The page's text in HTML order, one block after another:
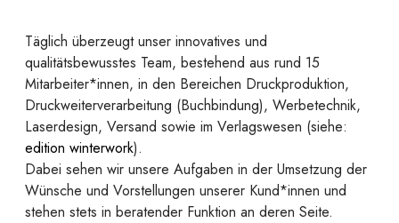
Täglich überzeugt unser innovatives und
qualitätsbewusstes Team, bestehend aus rund 15
Mitarbeiter*innen, in den Bereichen Druckproduktion,
Druckweiterverarbeitung (Buchbindung), Werbetechnik,
Laserdesign, Versand sowie im Verlagswesen (siehe:
edition winterwork).
Dabei sehen wir unsere Aufgaben in der Umsetzung der
Wünsche und Vorstellungen unserer Kund*innen und
stehen stets in beratender Funktion an deren Seite.